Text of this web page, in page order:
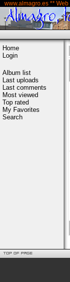
www.almagro.es **
Home
Login
Album list
Last uploads
Last comments
Most viewed
Top rated
My Favorites
Search